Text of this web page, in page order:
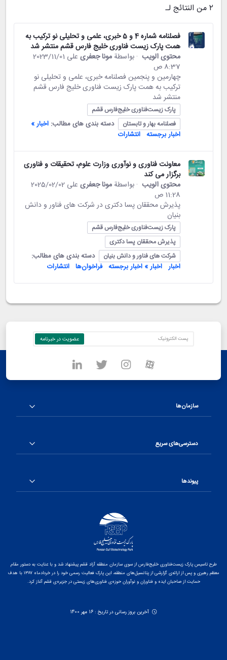
٢ من النتائج لـ
فصلنامه شماره 4 و 5 خبری، علمی و تحلیلی نو ترکیب به
همت پارک زیست فناوری خلیج فارس قشم منتشر شد
محتوى الويب · بواسطة مونا جعفری
على 01‏/11‏/2023
8:37 ص
چهارمین و پنجمین فصلنامه خبری، علمی و تحلیلی نو
ترکیب به همت پارک زیست فناوری خلیج فارس قشم
منتشر شد
پارک زیست‌فناوری خلیج‌فارس قشم
فصلنامه بهار و تابستان
دسته بندی های مطالب: اخبار »
اخبار برجسته انتشارات
معاونت فناوری و نوآوری وزارت علوم، تحقیقات و فناوری
برگزار می کند
محتوى الويب · بواسطة مونا جعفری
على 02‏/02‏/2025
11:28 ص
پذیرش محققان پسا دکتری در شرکت های فناور و دانش
بنیان
پارک زیست‌فناوری خلیج‌فارس قشم
پذیرش محققان پسا دکتری
شرکت های فناور و دانش بنیان
دسته بندی های مطالب:
اخبار اخبار » اخبار برجسته فراخوان‌ها انتشارات
سازمان‌ها
دسترسی‌های سریع
پیوندها
طرح تاسیس پارک زیست‌فناوری خلیج‌فارس از سوی سازمان منطقه آزاد قشم پیشنهاد شد و با عنایت به دستور مقام
معظم رهبری و پس از ارائه‌ی گزارشی از پتانسیل‌های منطقه، این پارک فعالیت رسمی خود را در خردادماه ۱۳۸۷ با هدف
حمایت از صاحبان ایده و فناوران و نوآوران حوزه‌ی فناوری‌های زیستی در جزیره‌ی قشم آغاز کرد.
آخرین بروز رسانی در تاریخ : 16 مهر 1400